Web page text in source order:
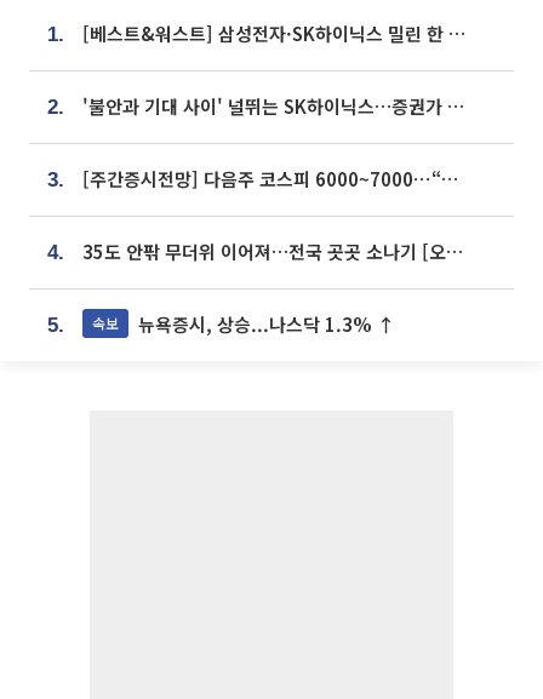
1. [베스트&워스트] 삼성전자·SK하이닉스 밀린 한 주…상상인증권은 85% 급등
2. '불안과 기대 사이' 널뛰는 SK하이닉스…증권가 "HBM4·LTA 기반 펀터멘털 견고"
3. [주간증시전망] 다음주 코스피 6000~7000⋯“外人 수급은 정책이 변수”
4. 35도 안팎 무더위 이어져…전국 곳곳 소나기 [오늘 날씨]
5. 속보 뉴욕증시, 상승...나스닥 1.3% ↑